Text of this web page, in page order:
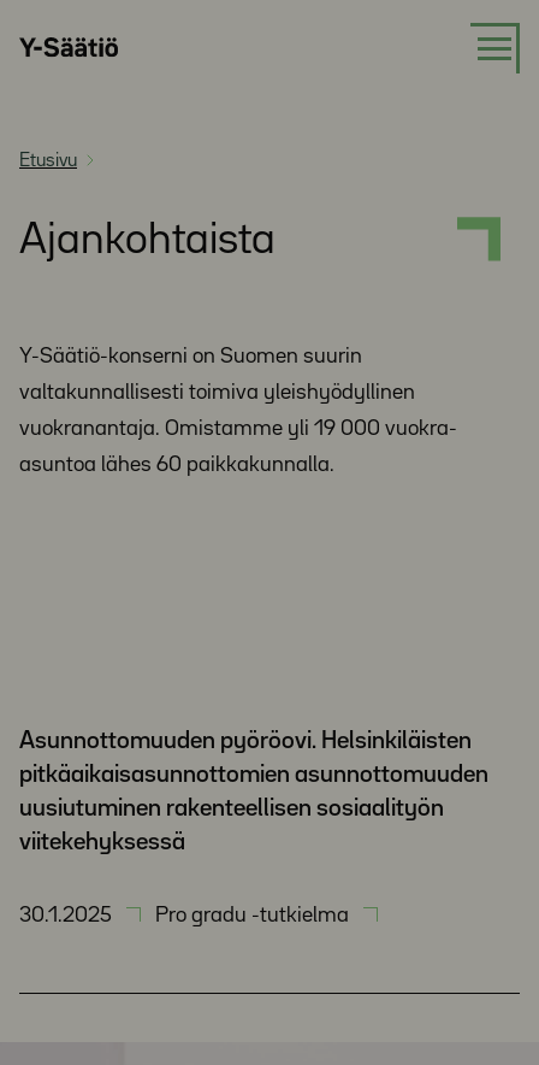
suoraan
Y-
Etusivu
Ajankohtaista
Y-Säätiö-konserni on Suomen suurin
valtakunnallisesti toimiva yleishyödyllinen
vuokranantaja. Omistamme yli 19 000 vuokra-
asuntoa lähes 60 paikkakunnalla.
Asunnottomuuden pyöröovi. Helsinkiläisten
pitkäaikaisasunnottomien asunnottomuuden
uusiutuminen rakenteellisen sosiaalityön
viitekehyksessä
30.1.2025 Pro gradu -tutkielma